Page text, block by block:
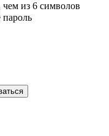
из 6 символов
пароль